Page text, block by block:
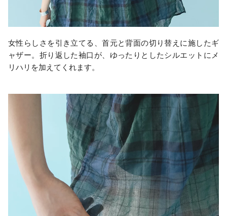
女性らしさを引き立てる、首元と背面の切り替えに施したギ
ャザー。折り返した袖口が、ゆったりとしたシルエットにメ
リハリを加えてくれます。